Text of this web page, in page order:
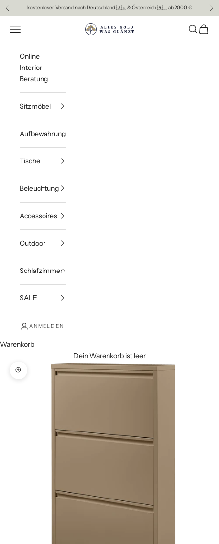
Zum Inhalt springen
Zurück kostenloser Versand nach Deutschland 🇩🇪 & Österreich 🇦🇹 ab 2000 € Vor
ALLES GOLD WAS GLAENZT
Menü Suchen
Online
Interior-
Beratung
Sitzmöbel
Aufbewahrung
Tische
Beleuchtung
Accessoires
Outdoor
Schlafzimmer
SALE
ANMELDEN
Warenkorb
Dein Warenkorb ist leer
Bild vergrößern